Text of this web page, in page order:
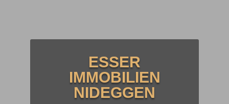
ESSER
IMMOBILIEN
NIDEGGEN